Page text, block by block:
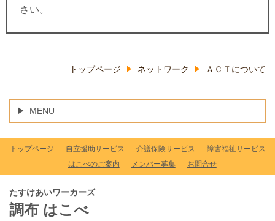
さい。
トップページ ネットワーク ＡＣＴについて
MENU
トップページ 自立援助サービス 介護保険サービス
障害福祉サービス
はこべのご案内
メンバー募集 お問合せ
たすけあいワーカーズ
調布 はこべ